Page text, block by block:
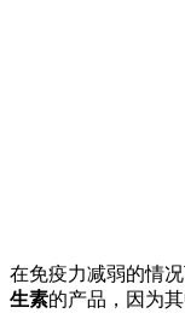
在免疫力减弱的情
生素的产品，因为